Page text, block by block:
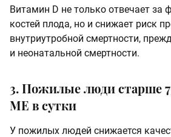
Витамин D не только отвечает за
костей плода, но и снижает риск
внутриутробной смертности,
и неонатальной смертности.
3. Пожилые люди старше
МЕ в сутки
У пожилых людей снижается